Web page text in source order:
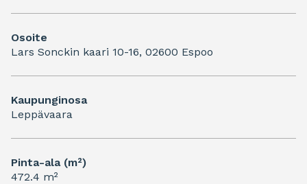
Osoite
Lars Sonckin kaari 10-16, 02600 Espoo
Kaupunginosa
Leppävaara
Pinta-ala (m²)
472.4 m²